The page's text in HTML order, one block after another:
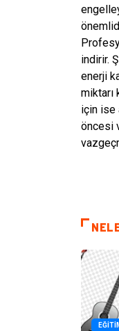
indirir.
enerji
miktarı
için ise
öncesi